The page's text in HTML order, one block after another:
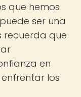
que hemos
ser una
recuerda que
en
los